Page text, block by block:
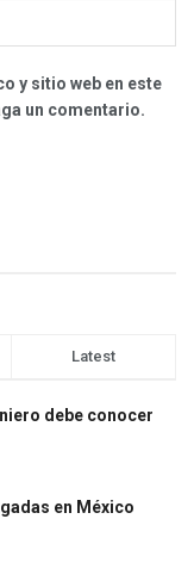
y sitio web en este
un comentario.
Latest
debe conocer
en México